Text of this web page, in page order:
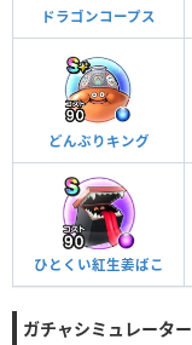
ドラゴンコープス
どんぶりキング
ひとくい紅生姜ばこ
ガチャシミュレーター